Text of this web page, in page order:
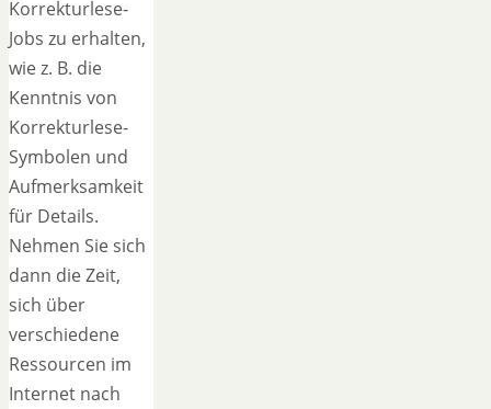
Korrekturlese-
Jobs zu erhalten,
wie z. B. die
Kenntnis von
Korrekturlese-
Symbolen und
Aufmerksamkeit
für Details.
Nehmen Sie sich
dann die Zeit,
sich über
verschiedene
Ressourcen im
Internet nach